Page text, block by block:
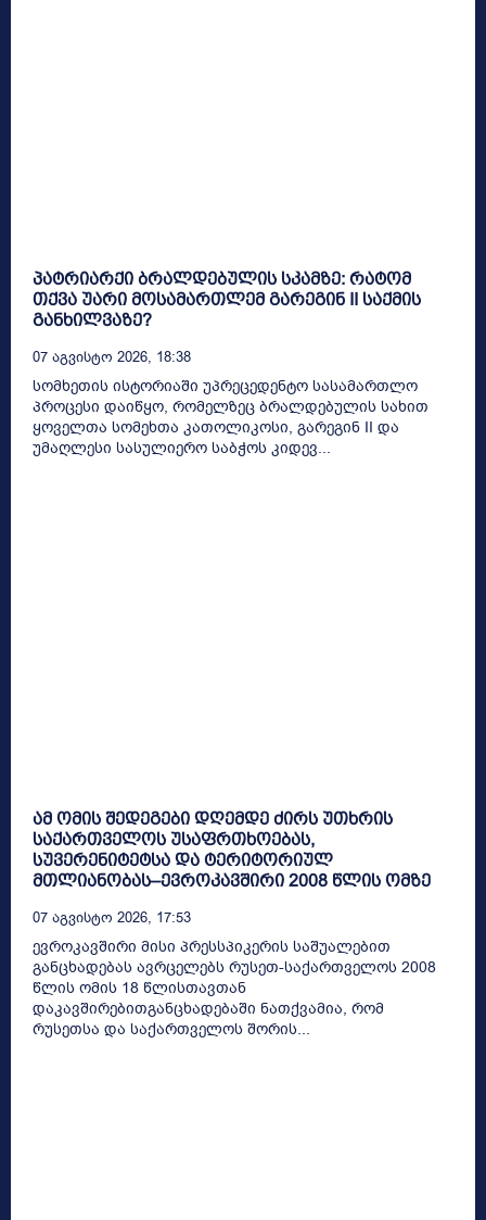
პატრიარქი ბრალდებულის სკამზე: რატომ
თქვა უარი მოსამართლემ გარეგინ II საქმის
განხილვაზე?
07 Აგვისტო 2026, 18:38
სომხეთის ისტორიაში უპრეცედენტო სასამართლო
პროცესი დაიწყო, რომელზეც ბრალდებულის სახით
ყოველთა სომეხთა კათოლიკოსი, გარეგინ II და
უმაღლესი სასულიერო საბჭოს კიდევ...
ამ ომის შედეგები დღემდე ძირს უთხრის
საქართველოს უსაფრთხოებას,
სუვერენიტეტსა და ტერიტორიულ
მთლიანობას–ევროკავშირი 2008 წლის ომზე
07 Აგვისტო 2026, 17:53
ევროკავშირი მისი პრესსპიკერის საშუალებით
განცხადებას ავრცელებს რუსეთ-საქართველოს 2008
წლის ომის 18 წლისთავთან
დაკავშირებითგანცხადებაში ნათქვამია, რომ
რუსეთსა და საქართველოს შორის...